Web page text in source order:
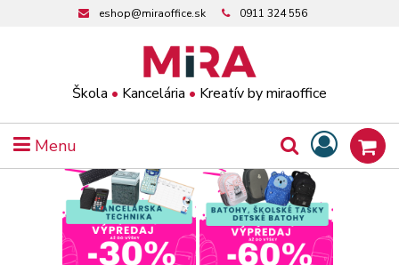
Škola • Kancelária • Kreatív by miraoffice
eshop@miraoffice.sk 0911 324 556
Menu